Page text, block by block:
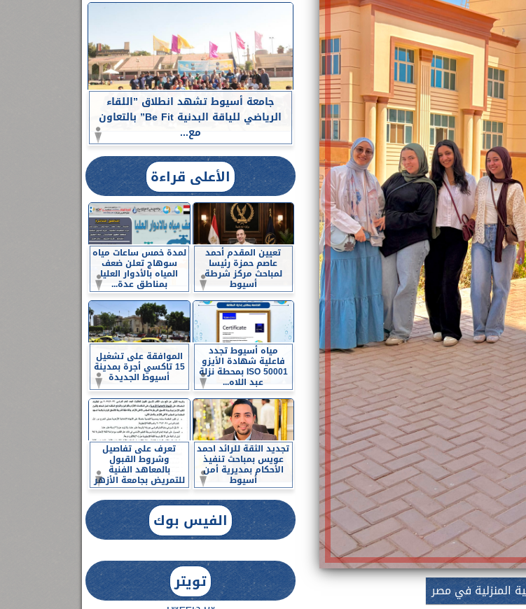
جامعة أسيوط تشهد انطلاق ”اللقاء
الرياضي للياقة البدنية Be Fit” بالتعاون
مع...
الأعلى قراءة
تعيين المقدم أحمد
عاصم حمزة رئيسا
لمباحث مركز شرطة
أسيوط
لمدة خمس ساعات مياه
سوهاج تعلن ضعف
المياه بالأدوار العليا
بمناطق عدة...
مياه أسيوط تجدد
فاعلية شهادة الأيزو
ISO 50001 بمحطة نزلة
عبد اللاه...
الموافقة على تشغيل
15 تاكسي أجرة بمدينة
أسيوط الجديدة
تجديد الثقة للرائد احمد
عويس بمباحث تنفيذ
الأحكام بمديرية أمن
أسيوط
تعرف على تفاصيل
وشروط القبول
بالمعاهد الفنية
للتمريض بجامعة الأزهر
الفيس بوك
تويتر